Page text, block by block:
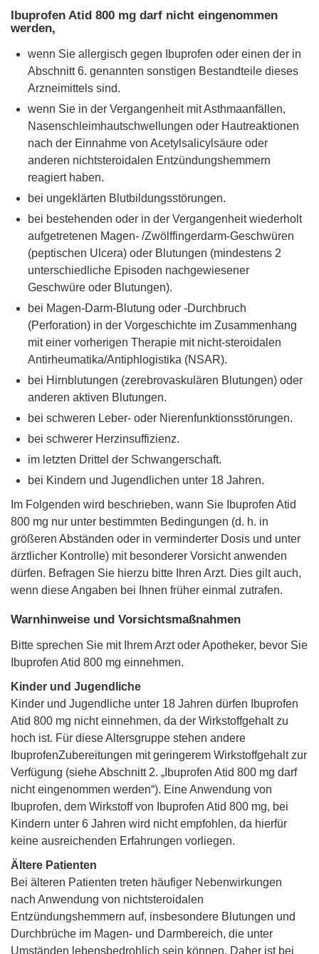
Ibuprofen Atid 800 mg darf nicht eingenommen
werden,
wenn Sie allergisch gegen Ibuprofen oder einen der in
Abschnitt 6. genannten sonstigen Bestandteile dieses
Arzneimittels sind.
wenn Sie in der Vergangenheit mit Asthmaanfällen,
Nasenschleimhautschwellungen oder Hautreaktionen
nach der Einnahme von Acetylsalicylsäure oder
anderen nichtsteroidalen Entzündungshemmern
reagiert haben.
bei ungeklärten Blutbildungsstörungen.
bei bestehenden oder in der Vergangenheit wiederholt
aufgetretenen Magen- /Zwölffingerdarm-Geschwüren
(peptischen Ulcera) oder Blutungen (mindestens 2
unterschiedliche Episoden nachgewiesener
Geschwüre oder Blutungen).
bei Magen-Darm-Blutung oder -Durchbruch
(Perforation) in der Vorgeschichte im Zusammenhang
mit einer vorherigen Therapie mit nicht-steroidalen
Antirheumatika/Antiphlogistika (NSAR).
bei Hirnblutungen (zerebrovaskulären Blutungen) oder
anderen aktiven Blutungen.
bei schweren Leber- oder Nierenfunktionsstörungen.
bei schwerer Herzinsuffizienz.
im letzten Drittel der Schwangerschaft.
bei Kindern und Jugendlichen unter 18 Jahren.
Im Folgenden wird beschrieben, wann Sie Ibuprofen Atid
800 mg nur unter bestimmten Bedingungen (d. h. in
größeren Abständen oder in verminderter Dosis und unter
ärztlicher Kontrolle) mit besonderer Vorsicht anwenden
dürfen. Befragen Sie hierzu bitte Ihren Arzt. Dies gilt auch,
wenn diese Angaben bei Ihnen früher einmal zutrafen.
Warnhinweise und Vorsichtsmaßnahmen
Bitte sprechen Sie mit Ihrem Arzt oder Apotheker, bevor Sie
Ibuprofen Atid 800 mg einnehmen.
Kinder und Jugendliche
Kinder und Jugendliche unter 18 Jahren dürfen Ibuprofen
Atid 800 mg nicht einnehmen, da der Wirkstoffgehalt zu
hoch ist. Für diese Altersgruppe stehen andere
IbuprofenZubereitungen mit geringerem Wirkstoffgehalt zur
Verfügung (siehe Abschnitt 2. „Ibuprofen Atid 800 mg darf
nicht eingenommen werden“). Eine Anwendung von
Ibuprofen, dem Wirkstoff von Ibuprofen Atid 800 mg, bei
Kindern unter 6 Jahren wird nicht empfohlen, da hierfür
keine ausreichenden Erfahrungen vorliegen.
Ältere Patienten
Bei älteren Patienten treten häufiger Nebenwirkungen
nach Anwendung von nichtsteroidalen
Entzündungshemmern auf, insbesondere Blutungen und
Durchbrüche im Magen- und Darmbereich, die unter
Umständen lebensbedrohlich sein können. Daher ist bei